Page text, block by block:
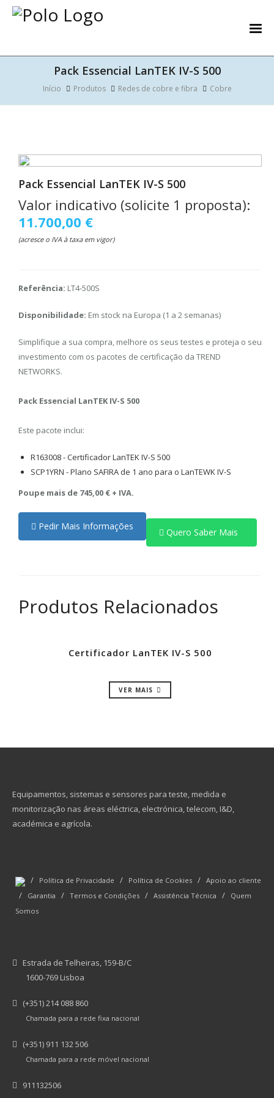
Pack Essencial LanTEK IV-S 500
Início Produtos Redes de cobre e fibra Cobre
Pack Essencial LanTEK IV-S 500
Valor indicativo (solicite 1 proposta):
11.700,00 €
(acresce o IVA à taxa em vigor)
Referência: LT4-500S
Disponibilidade: Em stock na Europa (1 a 2 semanas)
Simplifique a sua compra, melhore os seus testes e proteja o seu
investimento com os pacotes de certificação da TREND
NETWORKS.
Pack Essencial LanTEK IV-S 500
Este pacote inclui:
R163008 - Certificador LanTEK IV-S 500
SCP1YRN - Plano SAFIRA de 1 ano para o LanTEWK IV-S
Poupe mais de 745,00 € + IVA.
Pedir Mais Informações
Quero Saber Mais
Produtos Relacionados
Certificador LanTEK IV-S 500
VER MAIS
Equipamentos, sistemas e sensores para teste, medida e
monitorização nas áreas eléctrica, electrónica, telecom, I&D,
académica e agrícola.
/ Política de Privacidade / Política de Cookies / Apoio ao cliente
/ Garantia / Termos e Condições / Assistência Técnica /
Quem
Somos
Estrada de Telheiras, 159-B/C
1600-769 Lisboa
(+351) 214 088 860
Chamada para a rede fixa nacional
(+351) 911 132 506
Chamada para a rede móvel nacional
911132506